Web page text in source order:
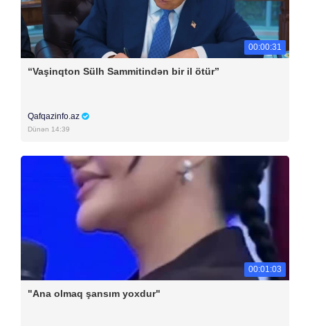
00:00:31
“Vaşinqton Sülh Sammitindən bir il ötür”
Qafqazinfo.az
Dünən 14:39
00:01:03
"Ana olmaq şansım yoxdur"